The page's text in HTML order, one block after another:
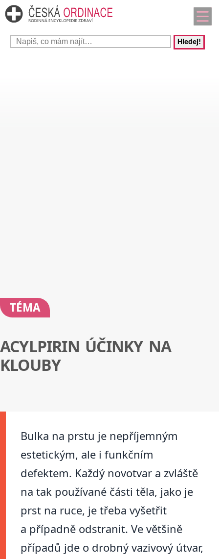
Hledej!
TÉMA
ACYLPIRIN ÚČINKY NA
KLOUBY
Bulka na prstu je nepříjemným
estetickým, ale i funkčním
defektem. Každý novotvar a zvláště
na tak používané části těla, jako je
prst na ruce, je třeba vyšetřit
a případně odstranit. Ve většině
případů jde o drobný vazivový útvar,